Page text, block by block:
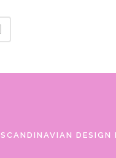
SCANDINAVIAN DESIGN